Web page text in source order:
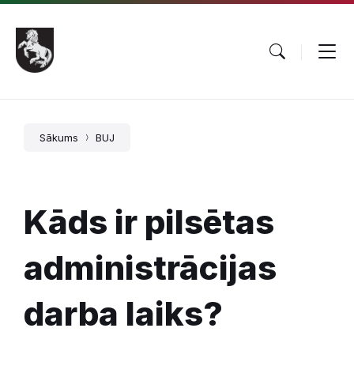
Pāriet
saturu
Skip
main
navigation
Skip
footer
Sākums BUJ
Kāds ir pilsētas
administrācijas
darba laiks?